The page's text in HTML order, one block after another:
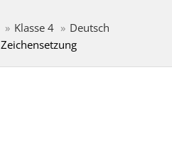
Klasse 4
Deutsch
Zeichensetzung